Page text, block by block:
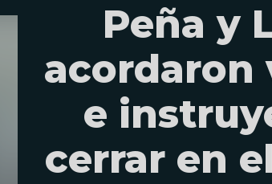
Peña y
acordaron
e
cerrar en